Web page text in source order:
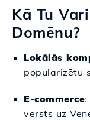
Kā Tu
Domēnu?
Lokālās
popularizētu
E-commerce
vērsts uz